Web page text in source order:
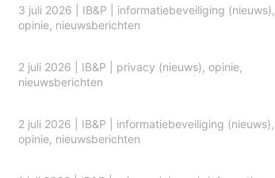
3 juli 2026 IB&P informatiebeveiliging (nieuws),
opinie, nieuwsberichten
2 juli 2026 IB&P privacy (nieuws), opinie,
nieuwsberichten
2 juli 2026 IB&P informatiebeveiliging (nieuws),
opinie, nieuwsberichten